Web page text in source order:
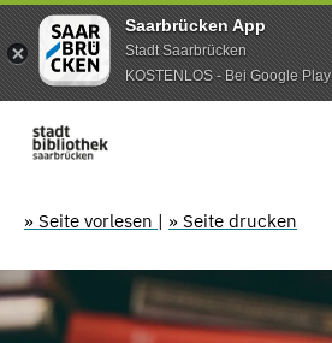
Saarbrücken App
Stadt Saarbrücken
KOSTENLOS - Bei Google Play
» Seite vorlesen | » Seite drucken